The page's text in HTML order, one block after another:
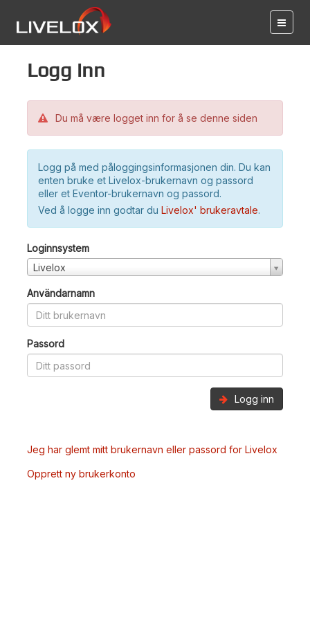
Logg inn
Du må være logget inn for å se denne siden
Logg på med påloggingsinformasjonen din. Du kan
enten bruke et Livelox-brukernavn og passord
eller et Eventor-brukernavn og passord.
Ved å logge inn godtar du Livelox' brukeravtale.
Loginnsystem
Livelox
Användarnamn
Passord
Logg inn
Jeg har glemt mitt brukernavn eller passord for Livelox
Opprett ny brukerkonto